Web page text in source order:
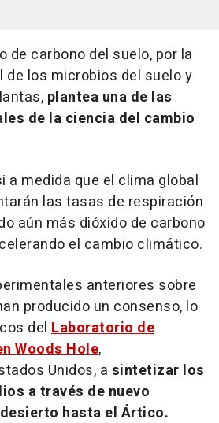
de carbono del suelo, por la
de los microbios del suelo y
plantea una de las
de la ciencia del cambio
a medida que el clima global
las tasas de respiración
aún más dióxido de carbono
el cambio climático.
anteriores sobre
producido un consenso, lo
del Laboratorio de
Woods Hole,
Unidos, a sintetizar los
a través de nuevo
hasta el Ártico.